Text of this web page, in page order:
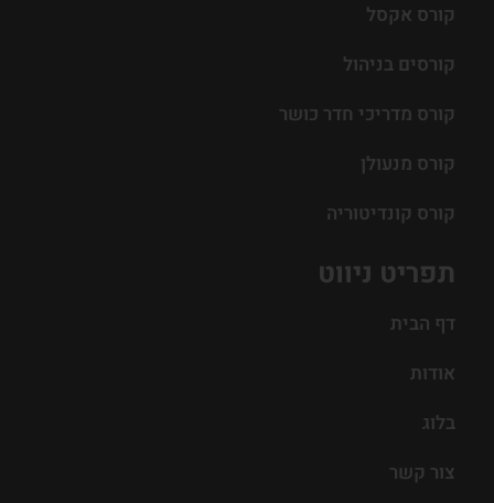
תפריט ניווט
דף הבית
אודות
בלוג
צור קשר
קורס אקסל
קורסים בניהול
קורס מדריכי חדר כושר
קורס מנעולן
קורס קונדיטוריה